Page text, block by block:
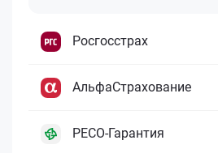
Росгосстрах
АльфаСтрахование
РЕСО-Гарантия